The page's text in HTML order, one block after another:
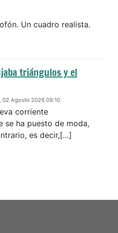
Un cuadro realista.
triángulos y el
02 Agosto 2026 09:10
corriente
se ha puesto de moda,
es decir,[…]